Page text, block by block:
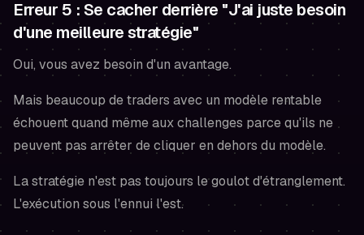
Erreur 5 : Se cacher derrière "J'ai juste besoin
d'une meilleure stratégie"
Oui, vous avez besoin d'un avantage.
Mais beaucoup de traders avec un modèle rentable
échouent quand même aux challenges parce qu'ils ne
peuvent pas arrêter de cliquer en dehors du modèle.
La stratégie n'est pas toujours le goulot d'étranglement.
L'exécution sous l'ennui l'est.